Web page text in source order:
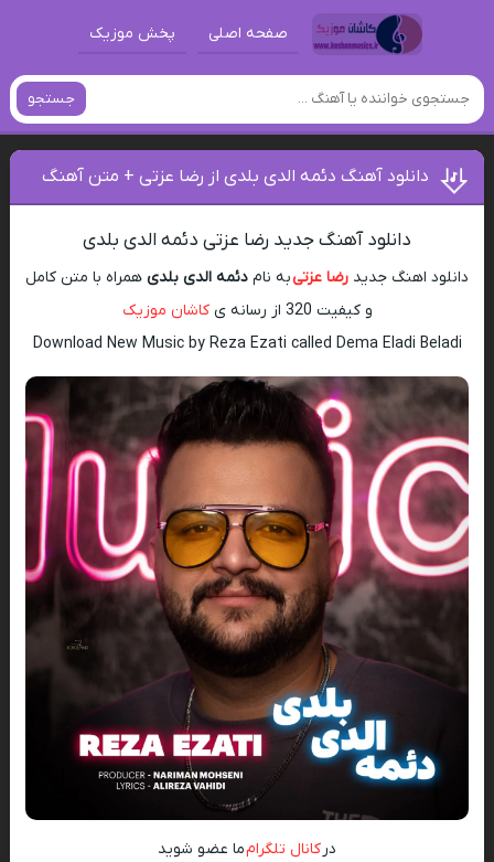
صفحه اصلی پخش موزیک
جستجو
دانلود آهنگ دئمه الدی بلدی از رضا عزتی + متن آهنگ
دانلود آهنگ جدید رضا عزتی دئمه الدی بلدی
دانلود اهنگ جدید رضا عزتیبه نام دئمه الدی بلدی همراه با متن کامل
و کیفیت 320 از رسانه ی
کاشان موزیک
Download New Music by Reza Ezati called Dema Eladi Beladi
در کانال تلگرامما عضو شوید